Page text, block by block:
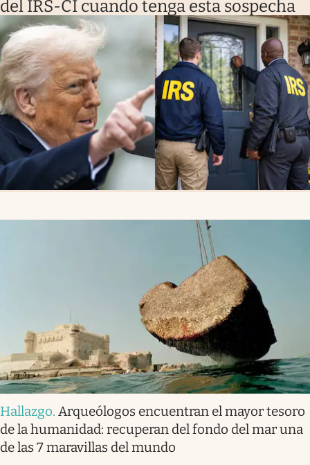
del IRS-CI cuando tenga esta sospecha
Hallazgo. Arqueólogos encuentran el mayor tesoro
de la humanidad: recuperan del fondo del mar una
de las 7 maravillas del mundo